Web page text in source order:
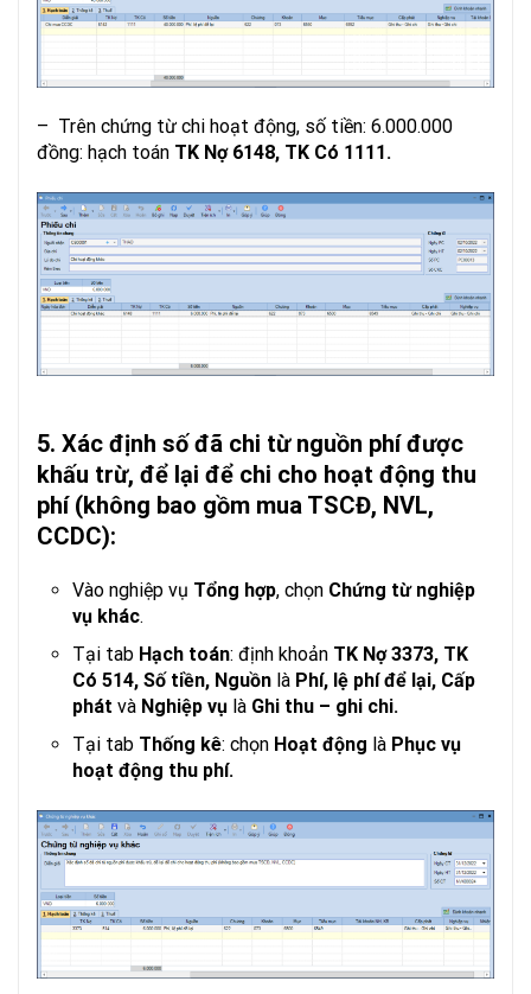
– Trên chứng từ chi hoạt động, số tiền: 6.000.000
đồng: hạch toán TK Nợ 6148, TK Có 1111.
5. Xác định số đã chi từ nguồn phí được
khấu trừ, để lại để chi cho hoạt động thu
phí (không bao gồm mua TSCĐ, NVL,
CCDC):
Vào nghiệp vụ Tổng hợp, chọn Chứng từ nghiệp
vụ khác.
Tại tab Hạch toán: định khoản TK Nợ 3373, TK
Có 514, Số tiền, Nguồn là Phí, lệ phí để lại, Cấp
phát và Nghiệp vụ là Ghi thu – ghi chi.
Tại tab Thống kê: chọn Hoạt động là Phục vụ
hoạt động thu phí.